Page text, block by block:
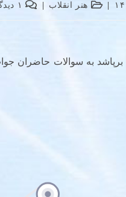
هنر انقلاب ۱ دیدگاه
به سوالات حاضران